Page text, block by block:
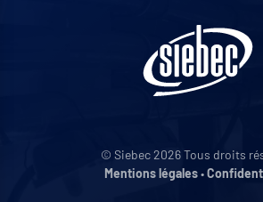
© Siebec 2026 Tous droits
Mentions légales•